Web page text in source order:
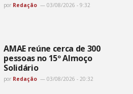
por Redação 03/08/2026 - 9:32
AMAE reúne cerca de 300
pessoas no 15º Almoço
Solidário
por Redação 03/08/2026 - 20:32